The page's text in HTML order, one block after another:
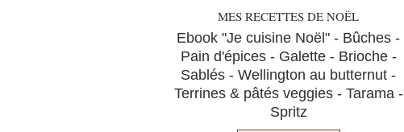
MES RECETTES DE NOËL
Ebook "Je cuisine Noël" - Bûches -
Pain d'épices - Galette - Brioche -
Sablés - Wellington au butternut -
Terrines & pâtés veggies - Tarama -
Spritz